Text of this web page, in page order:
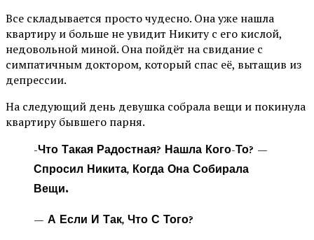
Все складывается просто чудесно. Она уже нашла
квартиру и больше не увидит Никиту с его кислой,
недовольной миной. Она пойдёт на свидание с
симпатичным доктором, который спас её, вытащив из
депрессии.
На следующий день девушка собрала вещи и покинула
квартиру бывшего парня.
-Что Такая Радостная? Нашла Кого-То? —
Спросил Никита, Когда Она Собирала
Вещи.
— А Если И Так, Что С Того?